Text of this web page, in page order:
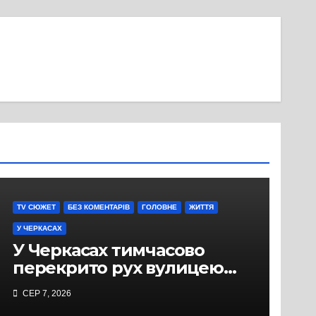
TV СЮЖЕТ БЕЗ КОМЕНТАРІВ ГОЛОВНЕ ЖИТТЯ
У ЧЕРКАСАХ
У Черкасах тимчасово
перекрито рух вулицею
Хрещатик на перехресті з
Грушевського через
СЕР 7, 2026